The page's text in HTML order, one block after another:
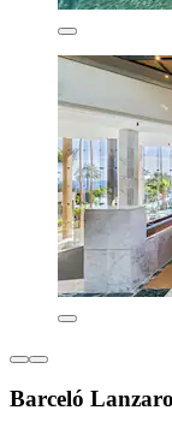
Barceló